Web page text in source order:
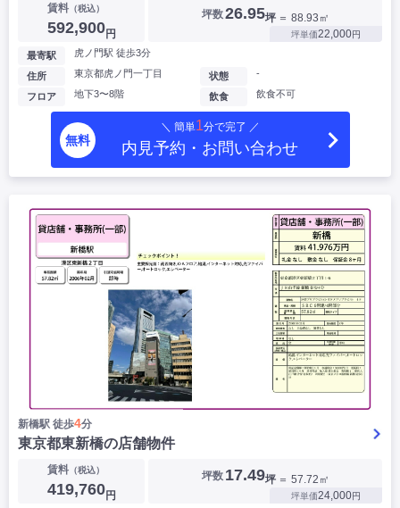
賃料（税込）
592,900円
坪数26.95坪 ＝ 88.93㎡
坪単価22,000円
最寄駅 虎ノ門駅 徒歩3分
住所 東京都虎ノ門一丁目
フロア 地下3〜8階
状態 -
飲食 飲食不可
無料
＼ 簡単1分で完了 ／
内見予約・お問い合わせ
新橋駅 徒歩4分
東京都東新橋の店舗物件
賃料（税込）
419,760円
坪数 17.49坪 ＝ 57.72㎡
坪単価24,000円